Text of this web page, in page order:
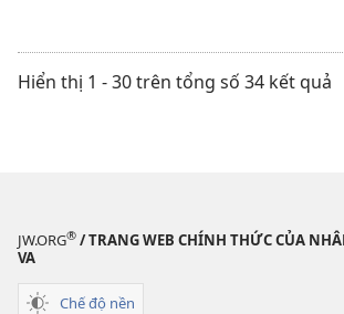
Hiển thị 1 - 30 trên tổng số 34 kết quả
JW.ORG® / TRANG WEB CHÍNH THỨC CỦA
VA
Chế độ nền